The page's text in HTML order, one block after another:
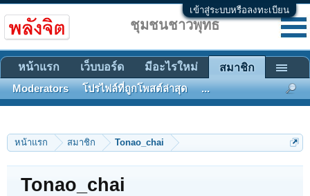
เข้าสู่ระบบหรือลงทะเบียน
หน้าแรก สมาชิก Tonao_chai
Tonao_chai
ชุมชนชาวพุทธ
หน้าแรก เว็บบอร์ด มีอะไรใหม่ สมาชิก
Moderators โปรไฟล์ที่ถูกโพสต์ล่าสุด ...